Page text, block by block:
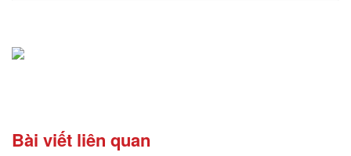
Bài viết liên quan